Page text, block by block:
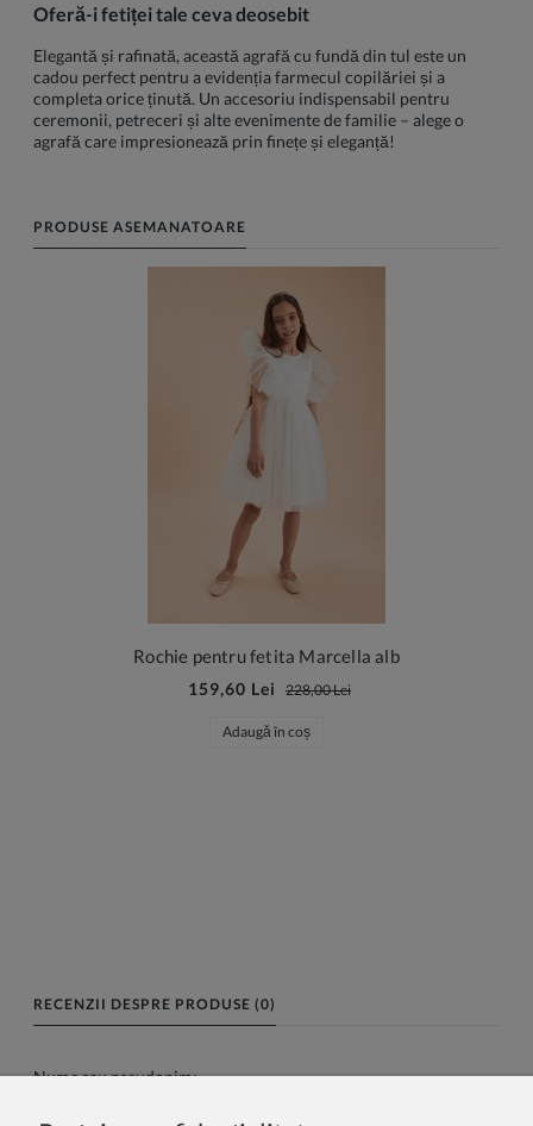
Oferă-i fetiței tale ceva deosebit
Elegantă și rafinată, această agrafă cu fundă din tul este un
cadou perfect pentru a evidenția farmecul copilăriei și a
completa orice ținută. Un accesoriu indispensabil pentru
ceremonii, petreceri și alte evenimente de familie – alege o
agrafă care impresionează prin finețe și eleganță!
PRODUSE ASEMANATOARE
Rochie pentru fetita Marcella alb
159,60 Lei 228,00 Lei
Adaugă în coș
RECENZII DESPRE PRODUSE (0)
Nume sau pseudonim: